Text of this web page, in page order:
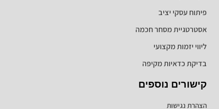
קישורים נוספים
הצהרת נגישות
פיתוח עסקי יציב
אסטרטגיית מסחר חכמה
ליווי יזמות מקצועי
בדיקת כדאיות מקיפה